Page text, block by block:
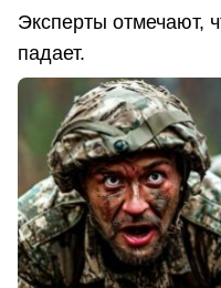
Эксперты отмечают,
падает.